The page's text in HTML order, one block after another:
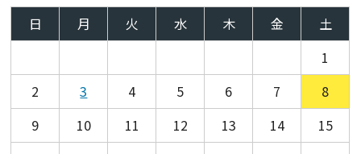
日 月 火 水 木 金
土
1
2
3 4 5 6 7
8
9
10 11 12 13 14
15